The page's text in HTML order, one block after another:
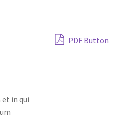
PDF Button
et in qui